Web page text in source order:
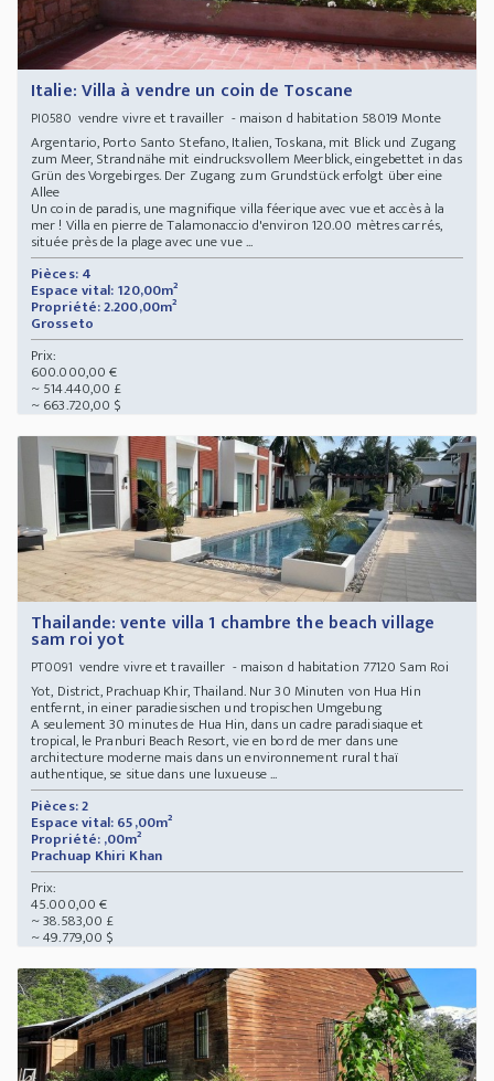
Italie: Villa à vendre un coin de Toscane
PI0580 vendre vivre et travailler - maison d habitation 58019 Monte
Argentario, Porto Santo Stefano, Italien, Toskana, mit Blick und Zugang
zum Meer, Strandnähe mit eindrucksvollem Meerblick, eingebettet in das
Grün des Vorgebirges. Der Zugang zum Grundstück erfolgt über eine
Allee
Un coin de paradis, une magnifique villa féerique avec vue et accès à la
mer ! Villa en pierre de Talamonaccio d'environ 120.00 mètres carrés,
située près de la plage avec une vue ...
Pièces: 4
Espace vital: 120,00m²
Propriété: 2.200,00m²
Grosseto
Prix:
600.000,00 €
~ 514.440,00 £
~ 663.720,00 $
Thailande: vente villa 1 chambre the beach village
sam roi yot
PT0091 vendre vivre et travailler - maison d habitation 77120 Sam Roi
Yot, District, Prachuap Khir, Thailand. Nur 30 Minuten von Hua Hin
entfernt, in einer paradiesischen und tropischen Umgebung
A seulement 30 minutes de Hua Hin, dans un cadre paradisiaque et
tropical, le Pranburi Beach Resort, vie en bord de mer dans une
architecture moderne mais dans un environnement rural thaï
authentique, se situe dans une luxueuse ...
Pièces: 2
Espace vital: 65,00m²
Propriété: ,00m²
Prachuap Khiri Khan
Prix:
45.000,00 €
~ 38.583,00 £
~ 49.779,00 $